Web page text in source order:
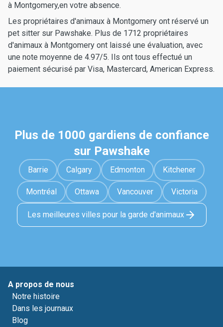
à Montgomery,en votre absence.
Les propriétaires d'animaux à Montgomery ont réservé un
pet sitter sur Pawshake. Plus de 1712 propriétaires
d'animaux à Montgomery ont laissé une évaluation, avec
une note moyenne de 4.97/5. Ils ont tous effectué un
paiement sécurisé par Visa, Mastercard, American Express.
Plus de 1000 gardiens de confiance
sur Pawshake
Barrie Calgary Edmonton Kitchener
Montréal Ottawa Vancouver Victoria
Les meilleures villes pour la garde d'animaux
A propos de nous
Notre histoire
Dans les journaux
Blog